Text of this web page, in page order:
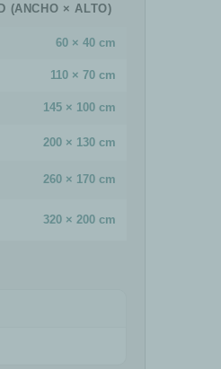
(ANCHO × ALTO)
60 × 40 cm
110 × 70 cm
145 × 100 cm
200 × 130 cm
260 × 170 cm
320 × 200 cm